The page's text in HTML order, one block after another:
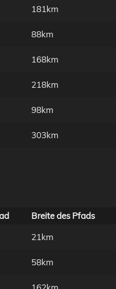
181km
88km
168km
218km
98km
303km
Breite des Pfads
21km
58km